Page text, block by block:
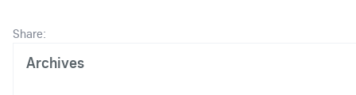
Share:
Archives